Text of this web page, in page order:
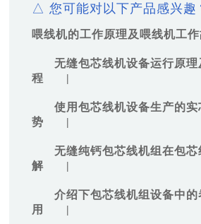
△ 您可能对以下产品感兴趣
喂线机的工作原理及喂线机工
无缝包芯线机设备运行原理
程
|
使用包芯线机设备生产的
势
|
无缝纯钙包芯线机组在包
解
|
介绍下包芯线机组设备中的
用
|